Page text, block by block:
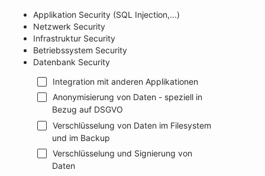
Applikation Security (SQL Injection,...)
Netzwerk Security
Infrastruktur Security
Betriebssystem Security
Datenbank Security
Integration mit anderen Applikationen
Anonymisierung von Daten - speziell in
Bezug auf DSGVO
Verschlüsselung von Daten im Filesystem
und im Backup
Verschlüsselung und Signierung von
Daten